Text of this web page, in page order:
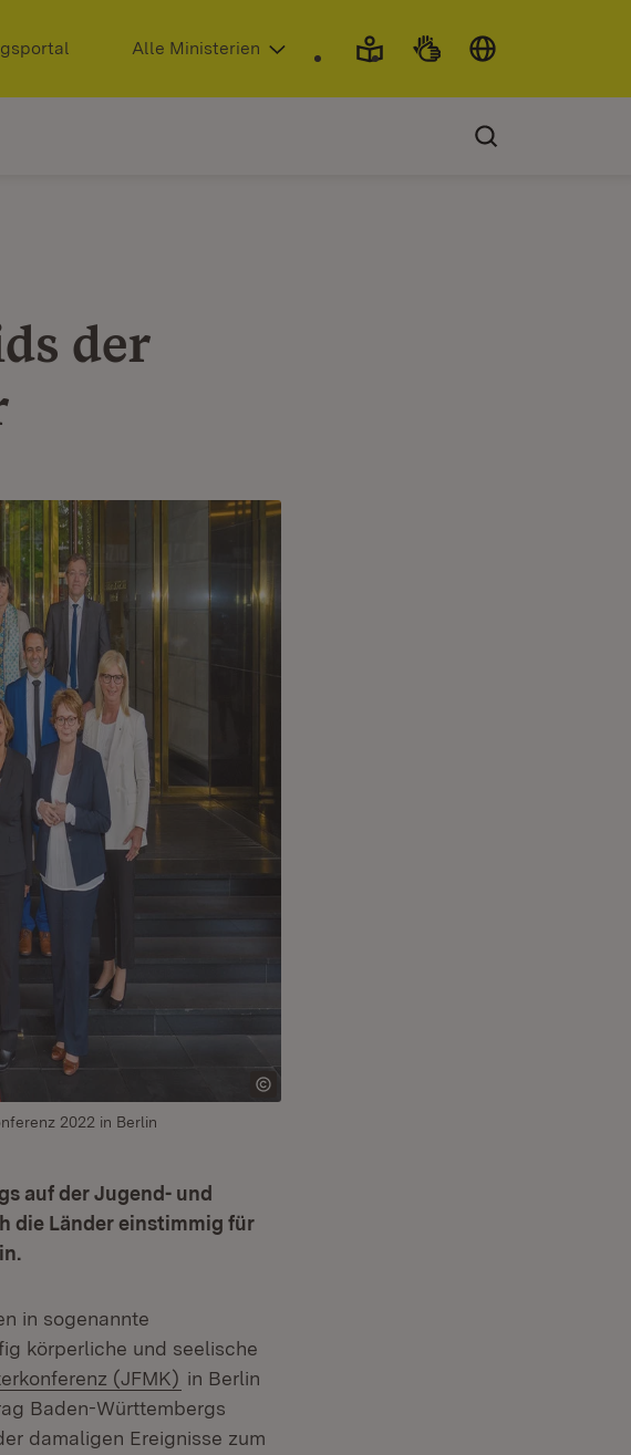
(Öffnet in neuem Fenster)
Alle Ministerien
der
2022 in Berlin
auf der Jugend- und
die Länder einstimmig für
in sogenannte
körperliche und seelische
(JFMK) (Öffnet in neuem Fenster)
in Berlin
Baden-Württembergs
damaligen Ereignisse zum